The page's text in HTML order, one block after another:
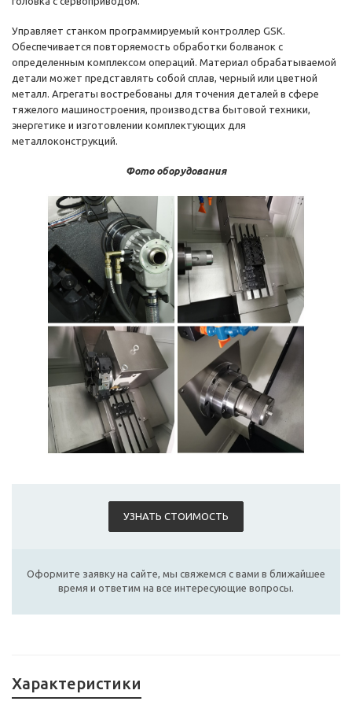
Управляет станком программируемый контроллер GSK.
Обеспечивается повторяемость обработки болванок с
определенным комплексом операций. Материал обрабатываемой
детали может представлять собой сплав, черный или цветной
металл. Агрегаты востребованы для точения деталей в сфере
тяжелого машиностроения, производства бытовой техники,
энергетике и изготовлении комплектующих для
металлоконструкций.
Фото оборудования
УЗНАТЬ СТОИМОСТЬ
Оформите заявку на сайте, мы свяжемся с вами в ближайшее
время и ответим на все интересующие вопросы.
Характеристики